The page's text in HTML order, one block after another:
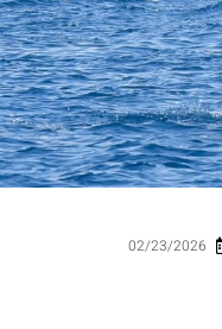
02/23/2026